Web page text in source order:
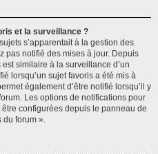
et la surveillance ?
s’apparentait à la gestion des
pas notifié des mises à jour. Depuis
similaire à la surveillance d’un
lorsqu’un sujet favoris a été mis à
également d’être notifié lorsqu’il y
Les options de notifications pour
configurées depuis le panneau de
du forum ».